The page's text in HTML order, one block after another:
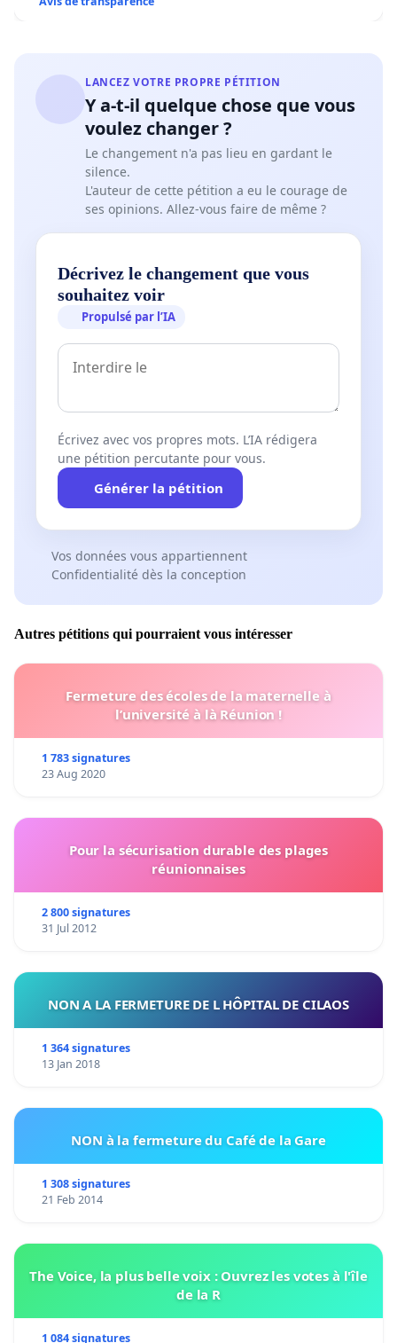
LANCEZ VOTRE PROPRE PÉTITION
Y a-t-il quelque chose que vous
voulez changer ?
Le changement n'a pas lieu en gardant le
silence.
L'auteur de cette pétition a eu le courage de
ses opinions. Allez-vous faire de même ?
Décrivez le changement que vous
souhaitez voir
Propulsé par l’IA
Écrivez avec vos propres mots. L’IA rédigera
une pétition percutante pour vous.
Générer la pétition
Vos données vous appartiennent
Confidentialité dès la conception
Autres pétitions qui pourraient vous intéresser
Fermeture des écoles de la maternelle à
l’université à là Réunion !
1 783 signatures
23 Aug 2020
Pour la sécurisation durable des plages
réunionnaises
2 800 signatures
31 Jul 2012
NON A LA FERMETURE DE L HÔPITAL DE CILAOS
1 364 signatures
13 Jan 2018
NON à la fermeture du Café de la Gare
1 308 signatures
21 Feb 2014
The Voice, la plus belle voix : Ouvrez les votes à l'île
de la R
1 084 signatures